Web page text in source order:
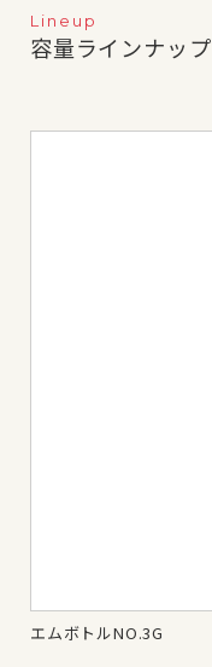
Lineup
容量ラインナップ
エムボトルNO.3G